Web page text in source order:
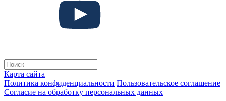
Карта сайта
Политика конфиденциальности Пользовательское соглашение
Согласие на обработку персональных данных